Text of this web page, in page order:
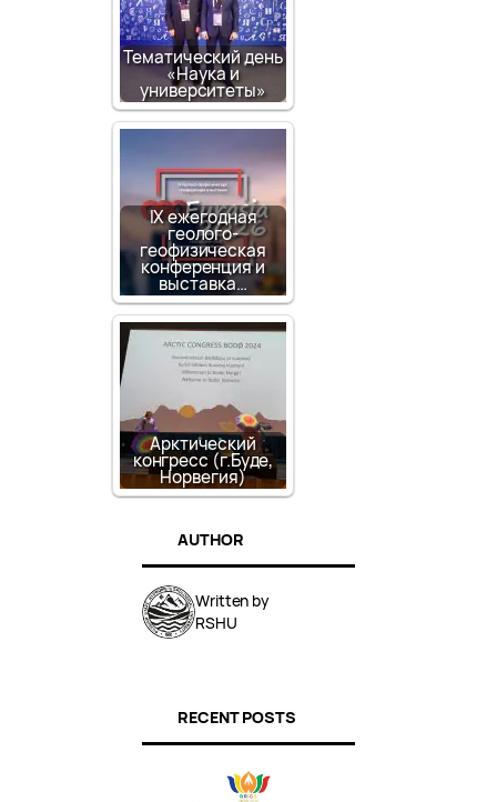
Тематический день
«Наука и
университеты»
IX ежегодная
геолого-
геофизическая
конференция и
выставка…
Арктический
конгресс (г.Буде,
Норвегия)
AUTHOR
Written by
RSHU
RECENT POSTS